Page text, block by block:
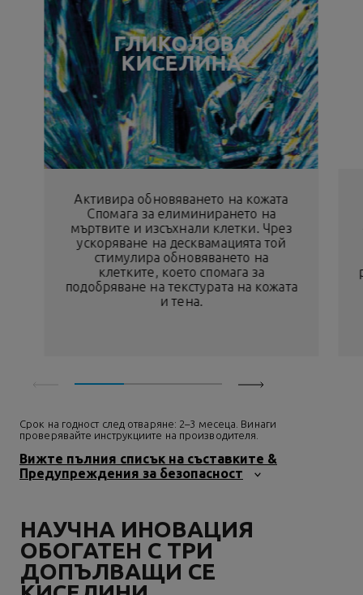
ГЛИКОЛОВА
КИСЕЛИНА
Активира обновяването на кожата
Спомага за елиминирането на
мъртвите и изсъхнали клетки. Чрез
ускоряване на десквамацията той
стимулира обновяването на
клетките, което спомага за
подобряване на текстурата на кожата
и тена.
Срок на годност след отваряне: 2–3 месеца. Винаги
проверявайте инструкциите на производителя.
Вижте пълния списък на съставките &
Предупреждения за безопасност
НАУЧНА ИНОВАЦИЯ
ОБОГАТЕН С ТРИ
ДОПЪЛВАЩИ СЕ